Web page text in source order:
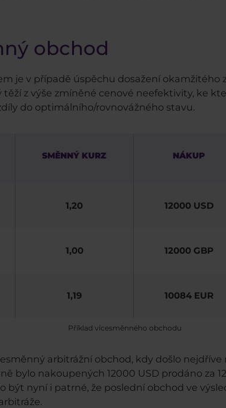
obchod
je v případě úspěchu dosažení okamžitého
z výše zmíněné cenové neefektivity, ke
do optimálního/rovnovážného stavu.
SMĚNNÝ KURZ NÁKUP
1,20 12000 USD
1,00 12000 GBP
1,19 10084 EUR
Příklad vícesměnného obchodu
arbitrážní obchod, kdy došlo
bylo nakoupených 12000 USD prodáno za
být nyní i patrné, že poslední obchod ve